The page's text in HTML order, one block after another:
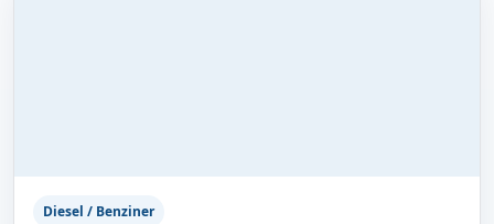
Diesel / Benziner